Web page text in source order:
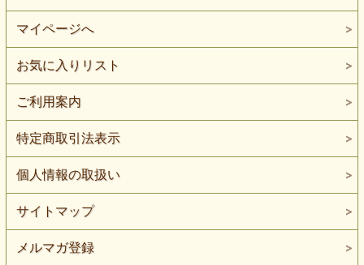
マイページへ
お気に入りリスト
ご利用案内
特定商取引法表示
個人情報の取扱い
サイトマップ
メルマガ登録